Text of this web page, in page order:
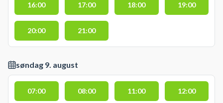
16:00 17:00 18:00 19:00
20:00 21:00
søndag 9. august
07:00 08:00 11:00 12:00